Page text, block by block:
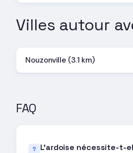
Villes autour
Nouzonville (3.1 km)
FAQ
L'ardoise nécessite-t-